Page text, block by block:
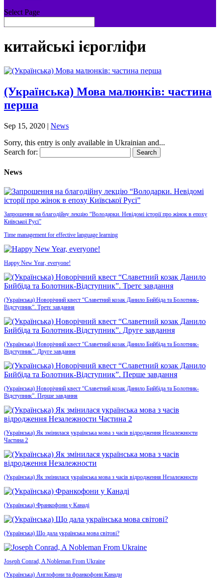
Select Page
китайські ієрогліфи
(Українська) Мова малюнків: частина
перша
Sep 15, 2020 | News
Sorry, this entry is only available in Ukrainian and...
Search for:
News
Запрошення на благодійну лекцію “Володарки. Невідомі історії про жінок в епоху
Київської Русі”
Time management for effective language learning
Happy New Year, everyone!
(Українська) Новорічний квест “Славетний козак Данило Бийбіда та Болотник-
Відступник”. Третє завдання
(Українська) Новорічний квест “Славетний козак Данило Бийбіда та Болотник-
Відступник”. Друге завдання
(Українська) Новорічний квест “Славетний козак Данило Бийбіда та Болотник-
Відступник”. Перше завдання
(Українська) Як змінилася українська мова з часів відродження Незалежности
Частина 2
(Українська) Як змінилася українська мова з часів відродження Незалежности
(Українська) Франкофони у Канаді
(Українська) Що дала українська мова світові?
Joseph Conrad, A Nobleman From Ukraine
(Українська) Англофони та франкофони Канади